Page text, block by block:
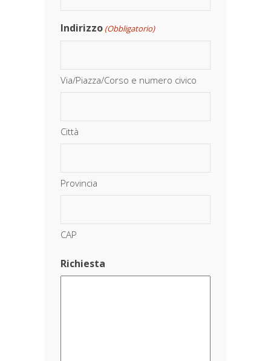
Indirizzo (Obbligatorio)
Via/Piazza/Corso e numero civico
Città
Provincia
CAP
Richiesta